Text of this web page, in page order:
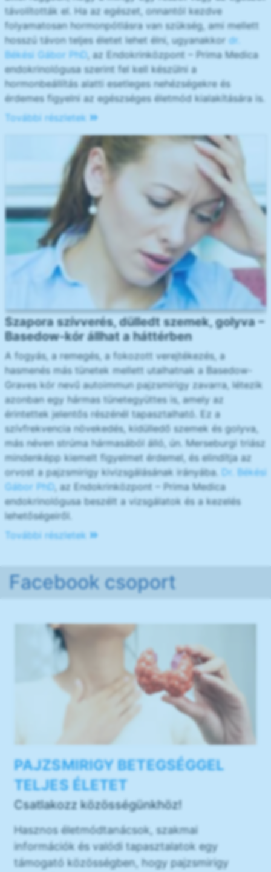
távolították el. Ha az egészet, onnantól kezdve
folyamatosan hormonpótlásra van szükség, ami mellett
hosszú távon teljes életet lehet élni, ugyanakkor dr.
Békési Gábor PhD
, az Endokrinközpont – Prima Medica
endokrinológusa szerint fel kell készülni a
hormonbeállítás alatti esetleges nehézségekre és
érdemes figyelni az egészséges életmód kialakítására is.
További részletek
Szapora szívverés, dülledt szemek, golyva –
Basedow-kór állhat a háttérben
A fogyás, a remegés, a fokozott verejtékezés, a
hasmenés más tünetek mellett utalhatnak a Basedow-
Graves kór nevű autoimmun pajzsmirigy zavarra, létezik
azonban egy hármas tünetegyüttes is, amely az
érintettek jelentős részénél tapasztalható. Ez a
szívfrekvencia növekedés, kidülledő szemek és golyva,
más néven strúma hármasából álló, ún. Merseburgi triász
mindenképp kiemelt figyelmet érdemel, és elindítja az
orvost a pajzsmirigy kivizsgálásának irányába. Dr. Békési
Gábor PhD, az Endokrinközpont – Prima Medica
endokrinológusa beszélt a vizsgálatok és a kezelés
lehetőségeiről.
További részletek
Facebook csoport
PAJZSMIRIGY BETEGSÉGGEL
TELJES ÉLETET
Csatlakozz közösségünkhöz!
Hasznos életmódtanácsok, szakmai
információk és valódi tapasztalatok egy
támogató közösségben, hogy pajzsmirigy